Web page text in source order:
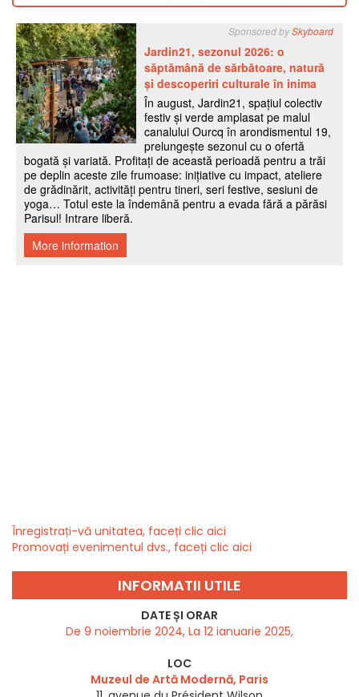
Înregistrați-vă unitatea, faceți clic aici
Promovați evenimentul dvs., faceți clic aici
INFORMATII UTILE
DATE ȘI ORAR
De 9 noiembrie 2024, La 12 ianuarie 2025,
LOC
Muzeul de Artă Modernă, Paris